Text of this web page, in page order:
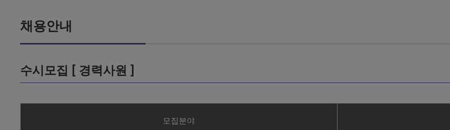
채용안내
수시모집 [ 경력사원 ]
모집분야